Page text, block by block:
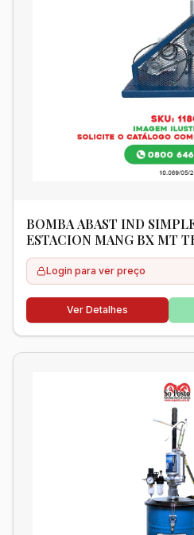
BOMBA ABAST IND
ESTACION MANG BX MT
P/BICO - BREMEN
Login para ver preço
Ver Detalhes